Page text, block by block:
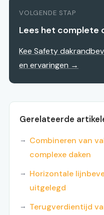
VOLGENDE STAP
Lees het complete
Kee Safety
en ervaringen →
Gerelateerde
Combineren van
complexe daken
Horizontale
uitgelegd
Terugverdientijd